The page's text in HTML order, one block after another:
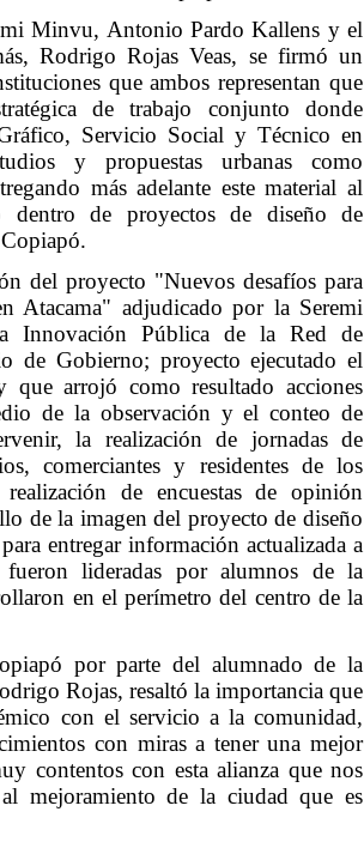
Minvu, Antonio Pardo Kallens y el
Rodrigo Rojas Veas, se firmó un
que ambos representan que
de trabajo conjunto donde
Servicio Social y Técnico en
y propuestas urbanas como
más adelante este material al
dentro de proyectos de diseño de
del proyecto "Nuevos desafíos para
Atacama" adjudicado por la Seremi
Innovación Pública de la Red de
de Gobierno; proyecto ejecutado el
que arrojó como resultado acciones
de la observación y el conteo de
la realización de jornadas de
comerciantes y residentes de los
de encuestas de opinión
de la imagen del proyecto de diseño
entregar información actualizada a
fueron lideradas por alumnos de la
en el perímetro del centro de la
por parte del alumnado de la
Rojas, resaltó la importancia que
con el servicio a la comunidad,
con miras a tener una mejor
contentos con esta alianza que nos
mejoramiento de la ciudad que es